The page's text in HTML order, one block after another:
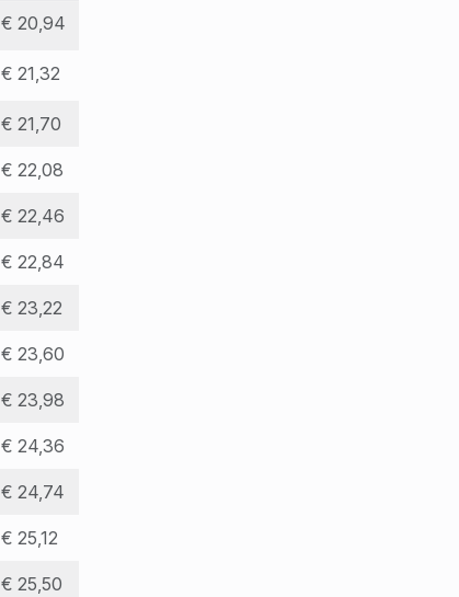
€ 20,94
€ 21,32
€ 21,70
€ 22,08
€ 22,46
€ 22,84
€ 23,22
€ 23,60
€ 23,98
€ 24,36
€ 24,74
€ 25,12
€ 25,50